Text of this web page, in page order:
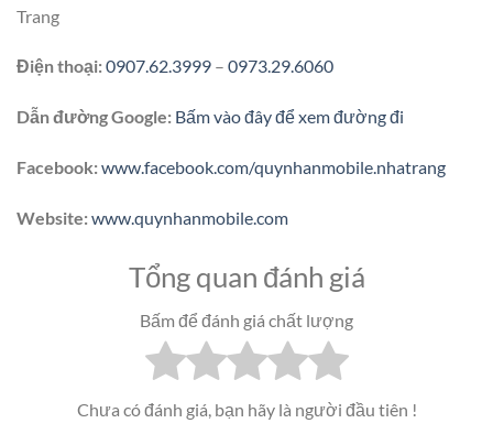
Trang
Điện thoại:0907.62.3999 – 0973.29.6060
Dẫn đường Google: Bấm vào đây để xem đường đi
Facebook:www.facebook.com/quynhanmobile.nhatrang
Website:www.quynhanmobile.com
Tổng quan đánh giá
Bấm để đánh giá chất lượng
Chưa có đánh giá, bạn hãy là người đầu tiên !